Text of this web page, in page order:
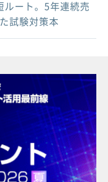
ート。5年連続売
試験対策本